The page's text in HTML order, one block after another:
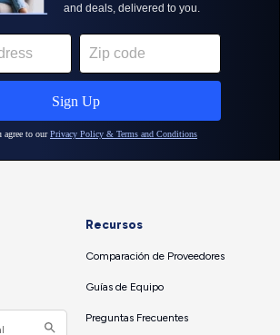
Recursos
Comparación de Proveedores
Guías de Equipo
Preguntas Frecuentes